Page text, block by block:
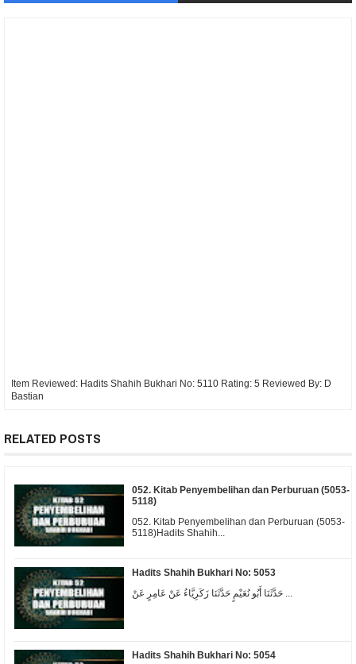
Item Reviewed: Hadits Shahih Bukhari No: 5110 Rating: 5 Reviewed By: D
Bastian
RELATED POSTS
052. Kitab Penyembelihan dan Perburuan (5053-
5118)
052. Kitab Penyembelihan dan Perburuan (5053-
5118)Hadits Shahih...
Hadits Shahih Bukhari No: 5053
حَدَّثَنَا أَبُو نُعَيْمٍ حَدَّثَنَا زَكَرِيَّاءُ عَنْ عَامِرٍ عَنْ ...
Hadits Shahih Bukhari No: 5054